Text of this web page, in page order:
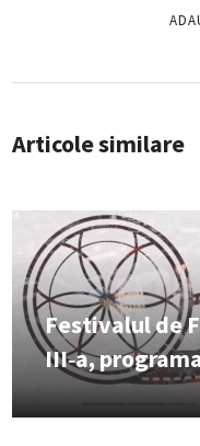
Articole similare
Festivalul de
III‑a,